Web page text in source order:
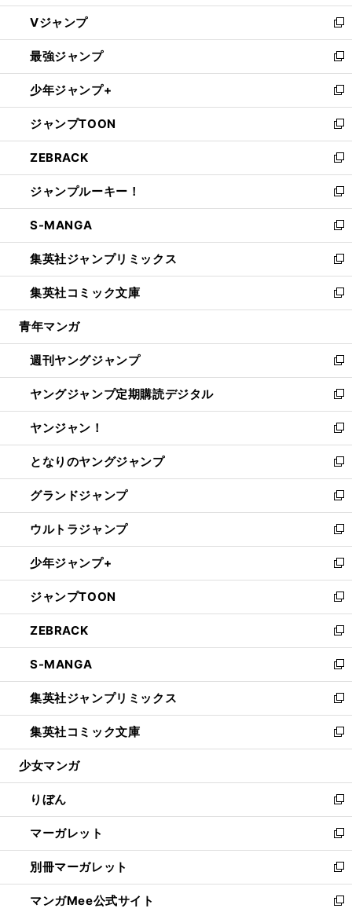
ウ
ィ
ン
ド
ウ
で
開
く
し
い
ウ
ィ
ン
ド
ウ
で
開
く
Vジャンプ
新
し
い
ウ
ィ
ン
ド
ウ
で
開
く
最強ジャンプ
新
し
い
ウ
ィ
ン
ド
ウ
で
開
く
少年ジャンプ+
新
し
い
ウ
ィ
ン
ド
ウ
で
開
く
ジャンプTOON
新
し
い
ウ
ィ
ン
ド
ウ
で
開
く
ZEBRACK
新
し
い
ウ
ィ
ン
ド
ウ
で
開
ジャンプルーキー！
新
し
い
ウ
ィ
ン
ド
ウ
開
く
S-MANGA
新
し
い
ウ
ィ
ン
ウ
で
開
く
集英社ジャンプリミックス
新
し
い
ウ
ン
ド
ウ
で
開
く
集英社コミック文庫
新
し
ウ
ィ
ン
ド
ウ
で
開
く
青年マンガ
週刊ヤングジャンプ
新
し
い
ウ
ィ
ン
ド
ウ
で
開
く
ヤングジャンプ定期購読デジタル
新
し
い
ウ
ィ
ン
ド
ウ
で
開
く
ヤンジャン！
新
し
い
ウ
ィ
ン
ド
ウ
で
開
く
となりのヤングジャンプ
新
し
い
ウ
ィ
ン
ド
ウ
で
開
く
グランドジャンプ
新
し
い
ウ
ィ
ン
ド
ウ
で
開
く
ウルトラジャンプ
新
し
い
ウ
ィ
ン
ド
ウ
で
開
く
少年ジャンプ+
新
し
い
ウ
ィ
ン
ド
ウ
で
開
く
ジャンプTOON
新
し
い
ウ
ィ
ン
ド
ウ
で
開
ZEBRACK
新
し
い
ウ
ィ
ン
ド
ウ
開
く
S-MANGA
新
し
い
ウ
ィ
ン
ウ
で
開
く
集英社ジャンプリミックス
新
し
い
ウ
ン
ド
ウ
で
開
く
集英社コミック文庫
新
し
ウ
ィ
ン
ド
ウ
で
開
く
少女マンガ
りぼん
新
し
い
ウ
ィ
ン
ド
マーガレット
新
し
い
ウ
ィ
別冊マーガレット
新
し
い
マンガMee公式サイト 新